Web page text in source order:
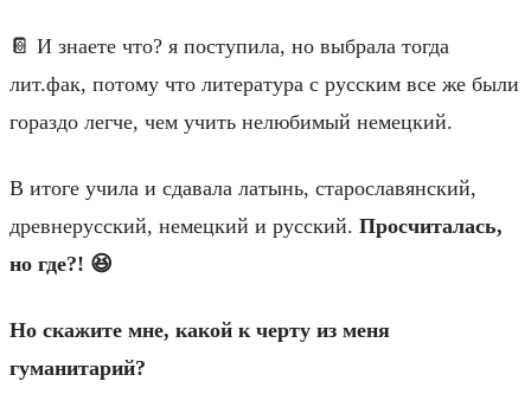
📔 И знаете что? я поступила, но выбрала тогда
лит.фак, потому что литература с русским все же были
гораздо легче, чем учить нелюбимый немецкий.
В итоге учила и сдавала латынь, старославянский,
древнерусский, немецкий и русский. Просчиталась,
но где?! 😆
Но скажите мне, какой к черту из меня
гуманитарий?